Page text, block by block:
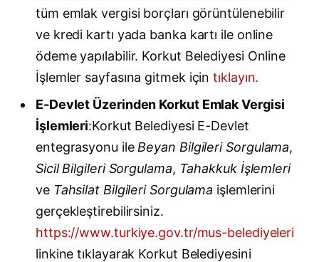
tüm emlak vergisi borçları görüntülenebilir
ve kredi kartı yada banka kartı ile online
ödeme yapılabilir. Korkut Belediyesi Online
İşlemler sayfasına gitmek içintıklayın.
E-Devlet Üzerinden Korkut Emlak Vergisi
İşlemleri:Korkut Belediyesi E-Devlet
entegrasyonu ile Beyan Bilgileri Sorgulama,
Sicil Bilgileri Sorgulama, Tahakkuk İşlemleri
ve Tahsilat Bilgileri Sorgulama işlemlerini
gerçekleştirebilirsiniz.
https://www.turkiye.gov.tr/mus-belediyeleri
linkine tıklayarak Korkut Belediyesini